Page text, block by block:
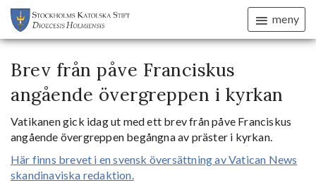
meny
Brev från påve Franciskus
angående övergreppen i kyrkan
Vatikanen gick idag ut med ett brev från påve Franciskus
angående övergreppen begångna av präster i kyrkan.
Här finns brevet i en svensk översättning av Vatican News
skandinaviska redaktion.